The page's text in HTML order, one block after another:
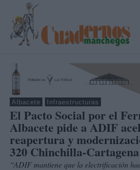
Albacete Infraestructuras
El Pacto Social por el
Albacete pide a ADIF
reapertura y
320 Chinchilla-Cartagena
“ADIF mantiene que la electrificación